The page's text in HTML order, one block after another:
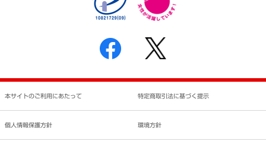
反社会的勢力に対する基本方針
書面による個人情報の開示等の請求の手続きについて
本サイトのご利用にあたって 特定商取引法に基づく提示
個人情報保護方針 環境方針